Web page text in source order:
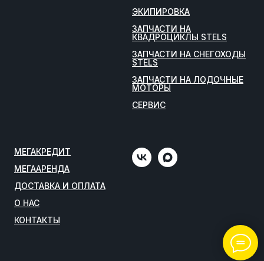
ЭКИПИРОВКА
ЗАПЧАСТИ НА
КВАДРОЦИКЛЫ STELS
ЗАПЧАСТИ НА СНЕГОХОДЫ
STELS
ЗАПЧАСТИ НА ЛОДОЧНЫЕ
МОТОРЫ
СЕРВИС
МЕГАКРЕДИТ
МЕГААРЕНДА
ДОСТАВКА И ОПЛАТА
О НАС
КОНТАКТЫ